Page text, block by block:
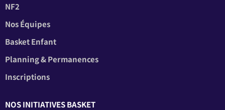
NF2
Nos Équipes
Basket Enfant
Planning & Permanences
Inscriptions
NOS INITIATIVES BASKET